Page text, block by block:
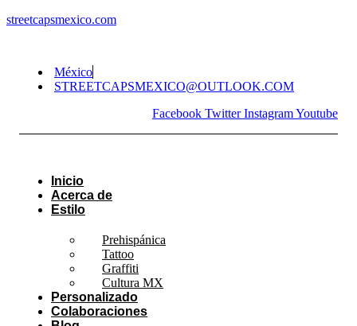
streetcapsmexico.com
México
STREETCAPSMEXICO@OUTLOOK.COM​
Facebook Twitter InstagramYoutube
Inicio
Acerca de
Estilo
Prehispánica
Tattoo
Graffiti
Cultura MX
Personalizado
Colaboraciones